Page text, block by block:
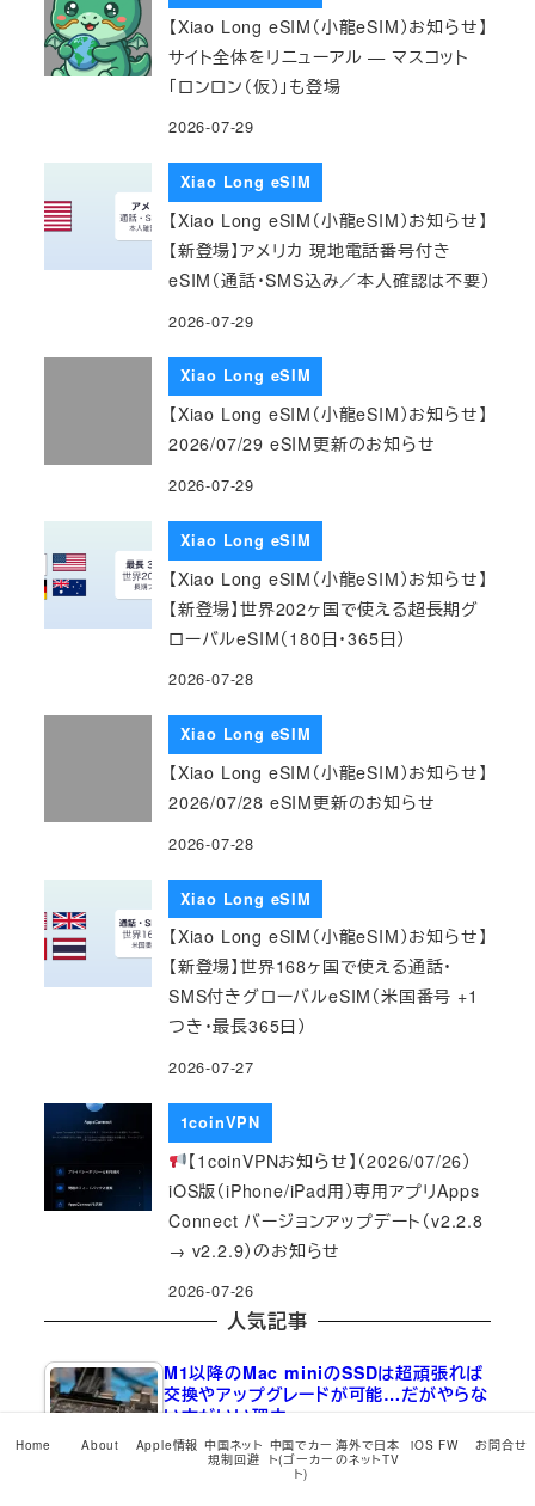
【Xiao Long eSIM（小龍eSIM）お知らせ】
サイト全体をリニューアル — マスコット
「ロンロン（仮）」も登場
2026-07-29
Xiao Long eSIM
【Xiao Long eSIM（小龍eSIM）お知らせ】
【新登場】アメリカ 現地電話番号付き
eSIM（通話・SMS込み／本人確認は不要）
2026-07-29
Xiao Long eSIM
【Xiao Long eSIM（小龍eSIM）お知らせ】
2026/07/29 eSIM更新のお知らせ
2026-07-29
Xiao Long eSIM
【Xiao Long eSIM（小龍eSIM）お知らせ】
【新登場】世界202ヶ国で使える超長期グ
ローバルeSIM（180日・365日）
2026-07-28
Xiao Long eSIM
【Xiao Long eSIM（小龍eSIM）お知らせ】
2026/07/28 eSIM更新のお知らせ
2026-07-28
Xiao Long eSIM
【Xiao Long eSIM（小龍eSIM）お知らせ】
【新登場】世界168ヶ国で使える通話・
SMS付きグローバルeSIM（米国番号 +1
つき・最長365日）
2026-07-27
1coinVPN
【1coinVPNお知らせ】（2026/07/26）
iOS版（iPhone/iPad用）専用アプリApps
Connect バージョンアップデート（v2.2.8
→ v2.2.9）のお知らせ
2026-07-26
人気記事
M1以降のMac miniのSSDは超頑張れば
交換やアップグレードが可能…だがやらな
い方がいい理由
2023-08-15 (23,651)
Home About Apple情報 中国ネット
規制回避
中国でカー
ト(ゴーカー
ト)
海外で日本
のネットTV
iOS FW お問合せ